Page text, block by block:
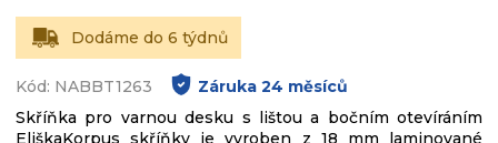
Dodáme do 6 týdnů
Kód: NABBT1263 Záruka 24 měsíců
Skříňka pro varnou desku s lištou a bočním otevíráním
EliškaKorpus skříňky je vyroben z 18 mm laminované